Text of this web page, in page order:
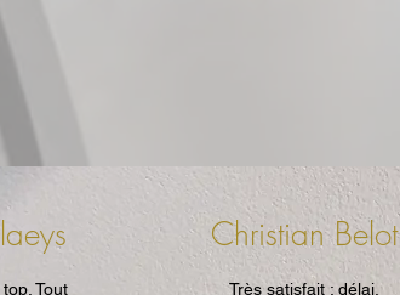
Tout
Christian Belot
Très satisfait : délai,